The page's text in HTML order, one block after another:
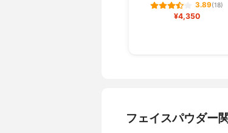
3.89(18)
¥4,350
フェイスパウダー